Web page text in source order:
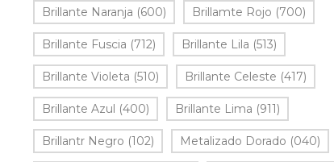
Brillante Naranja (600) Brillamte Rojo (700)
Brillante Fuscia (712) Brillante Lila (513)
Brillante Violeta (510) Brillante Celeste (417)
Brillante Azul (400) Brillante Lima (911)
Brillantr Negro (102) Metalizado Dorado (040)